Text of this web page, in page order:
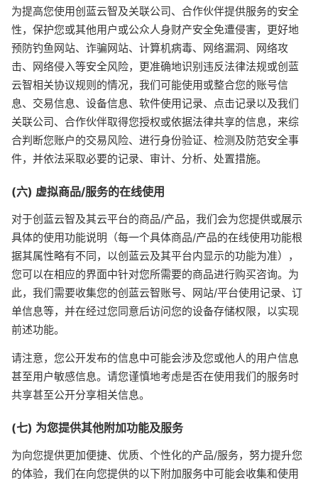
为提高您使用创蓝云智及关联公司、合作伙伴提供服务的安全
性，保护您或其他用户或公众人身财产安全免遭侵害，更好地
预防钓鱼网站、诈骗网站、计算机病毒、网络漏洞、网络攻
击、网络侵入等安全风险，更准确地识别违反法律法规或创蓝
云智相关协议规则的情况，我们可能使用或整合您的账号信
息、交易信息、设备信息、软件使用记录、点击记录以及我们
关联公司、合作伙伴取得您授权或依据法律共享的信息，来综
合判断您账户的交易风险、进行身份验证、检测及防范安全事
件，并依法采取必要的记录、审计、分析、处置措施。
(六) 虚拟商品/服务的在线使用
对于创蓝云智及其云平台的商品/产品，我们会为您提供或展示
具体的使用功能说明（每一个具体商品/产品的在线使用功能根
据其属性略有不同，以创蓝云及其平台内显示的功能为准），
您可以在相应的界面中针对您所需要的商品进行购买咨询。为
此，我们需要收集您的创蓝云智账号、网站/平台使用记录、订
单信息等，并在经过您同意后访问您的设备存储权限，以实现
前述功能。
请注意，您公开发布的信息中可能会涉及您或他人的用户信息
甚至用户敏感信息。请您谨慎地考虑是否在使用我们的服务时
共享甚至公开分享相关信息。
(七) 为您提供其他附加功能及服务
为向您提供更加便捷、优质、个性化的产品/服务，努力提升您
的体验，我们在向您提供的以下附加服务中可能会收集和使用